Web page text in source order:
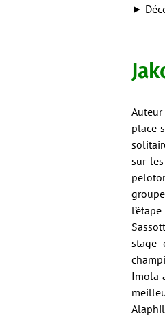
►
place
sur
stage
Imola